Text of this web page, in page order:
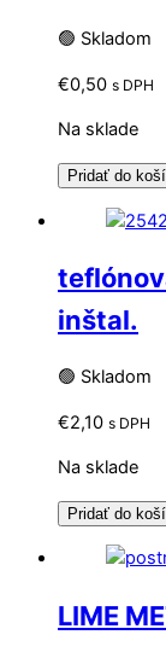
🟢 Skladom
€0,50 s DPH
Na sklade
Pridať do
inštal.
🟢 Skladom
€2,10 s DPH
Na sklade
Pridať do
LIME